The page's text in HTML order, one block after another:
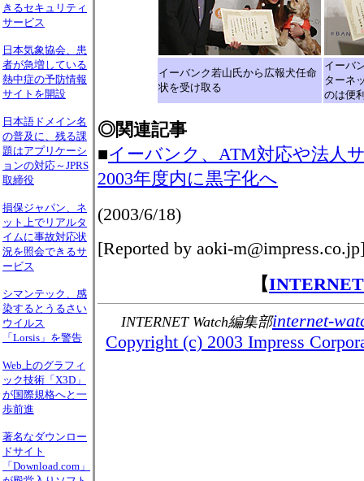
きるセキュリティ
サービス
日本気象協会、患
者が急増している
熱中症の予防情報
サイトを開設
日本語ドメイン名
の普及に、残る課
題はアプリケーシ
ョンの対応～JPRS
取締役
損保ジャパン、ネ
ット上でリアルタ
イムに事故対応状
況を照会できるサ
ービス
シマンテック、感
染するとうるさい
ウイルス
「Lorsis」を警告
Web上のグラフィ
ック技術「X3D」
が国際規格へと一
歩前進
著名なダウンロー
ドサイト
「Download.com」
イーバンク若山氏から広報犬任命
状を受け取る
イーバ
ターネ
のは便
◎関連記事
■イーバンク、ATM対応や法人
2003年度内に黒字化へ
(2003/6/18)
[Reported by aoki-
【
INTERNET Watch編集部internet-
Copyright (c) 2003 Impress